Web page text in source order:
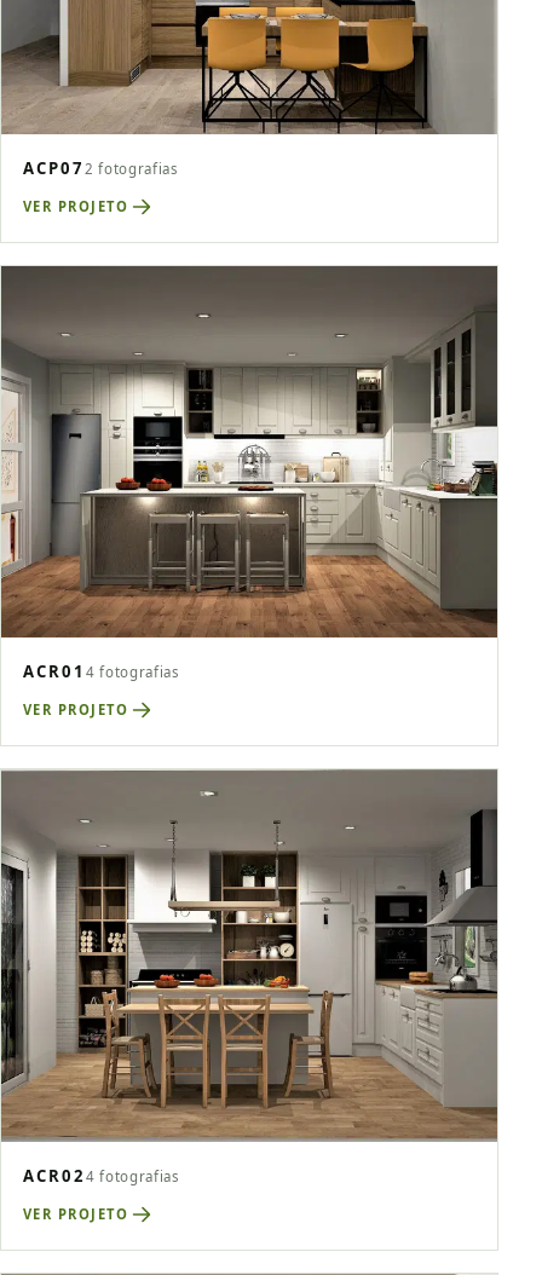
ACP07 2 fotografias
VER PROJETO
ACR01 4 fotografias
VER PROJETO
ACR02 4 fotografias
VER PROJETO